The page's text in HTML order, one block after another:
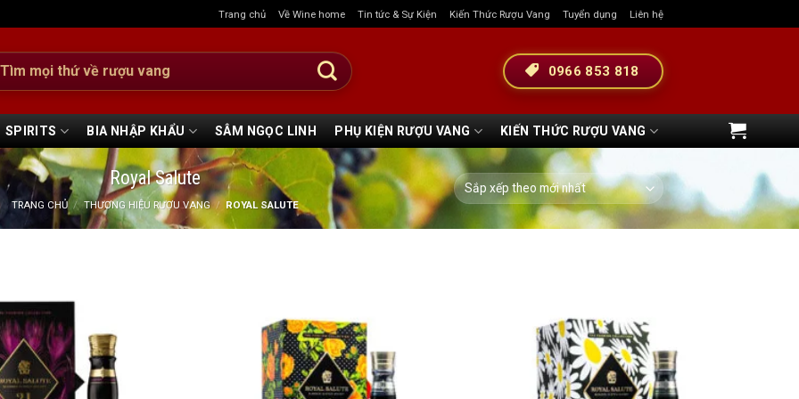
Trang chủ Về Wine home Tin tức & Sự Kiện Kiến Thức Rượu Vang Tuyển dụng Liên hệ
0966 853 818
SPIRITS BIA NHẬP KHẨU SÂM NGỌC LINH PHỤ KIỆN RƯỢU VANG KIẾN THỨC RƯỢU VANG
Royal Salute
TRANG CHỦ / THƯƠNG HIỆU RƯỢU VANG / ROYAL SALUTE